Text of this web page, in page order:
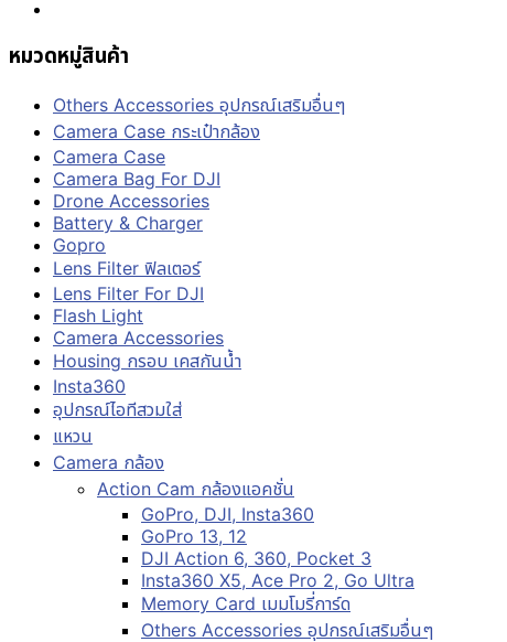
หมวดหมู่สินค้า
Others Accessories อุปกรณ์เสริมอื่นๆ
Camera Case กระเป๋ากล้อง
Camera Case
Camera Bag For DJI
Drone Accessories
Battery & Charger
Gopro
Lens Filter ฟิลเตอร์
Lens Filter For DJI
Flash Light
Camera Accessories
Housing กรอบ เคสกันน้ำ
Insta360
อุปกรณ์ไอทีสวมใส่
แหวน
Camera กล้อง
Action Cam กล้องแอคชั่น
GoPro, DJI, Insta360
GoPro 13, 12
DJI Action 6, 360, Pocket 3
Insta360 X5, Ace Pro 2, Go Ultra
Memory Card เมมโมรี่การ์ด
Others Accessories อุปกรณ์เสริมอื่นๆ